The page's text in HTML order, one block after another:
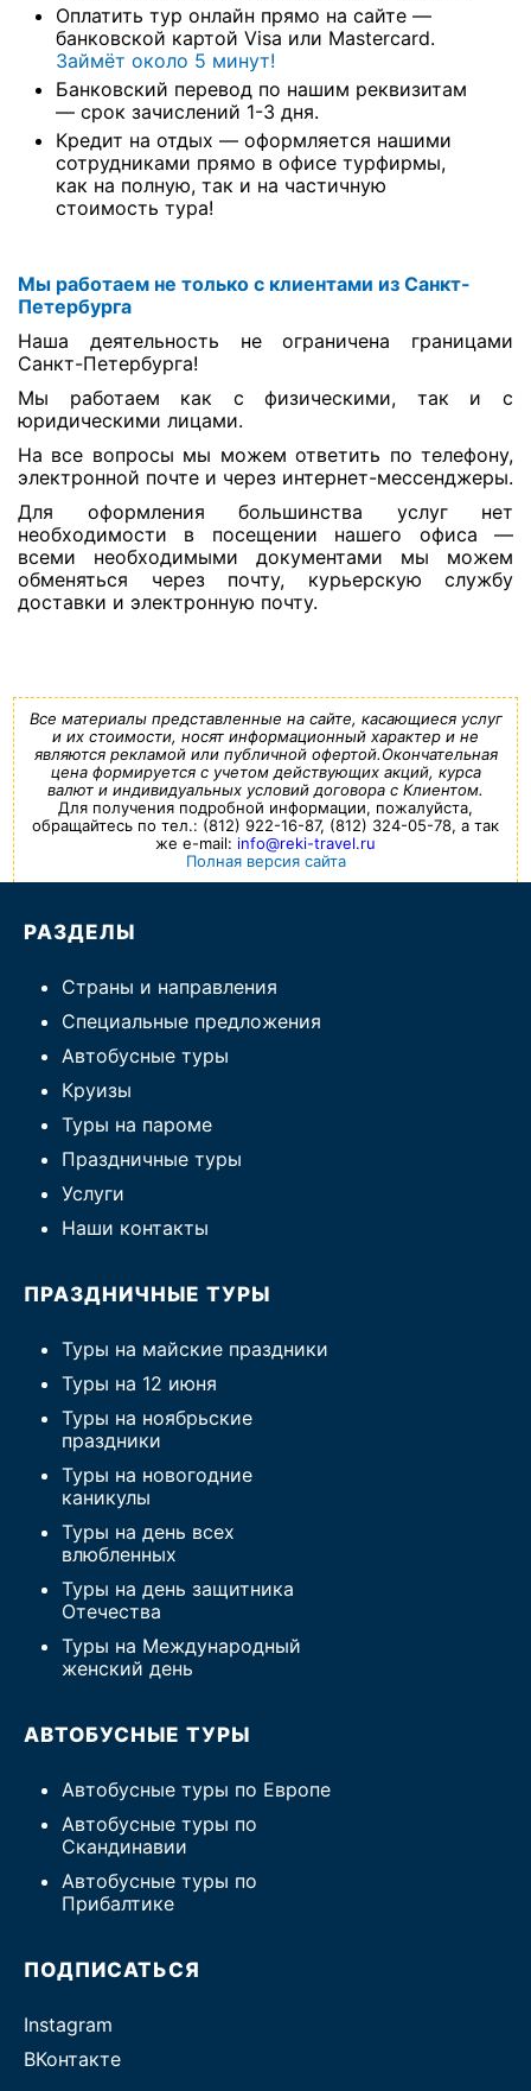
Оплатить тур онлайн прямо на сайте —
банковской картой Visa или Mastercard.
Займёт около 5 минут!
Банковский перевод по нашим реквизитам
— срок зачислений 1-3 дня.
Кредит на отдых — оформляется нашими
сотрудниками прямо в офисе турфирмы,
как на полную, так и на частичную
стоимость тура!
Мы работаем не только с клиентами из Санкт-
Петербурга
Наша деятельность не ограничена границами
Санкт-Петербурга!
Мы работаем как с физическими, так и с
юридическими лицами.
На все вопросы мы можем ответить по телефону,
электронной почте и через интернет-мессенджеры.
Для оформления большинства услуг нет
необходимости в посещении нашего офиса —
всеми необходимыми документами мы можем
обменяться через почту, курьерскую службу
доставки и электронную почту.
Все материалы представленные на сайте, касающиеся услуг
и их стоимости, носят информационный характер и не
являются рекламой или публичной офертой.Окончательная
цена формируется с учетом действующих акций, курса
валют и индивидуальных условий договора с Клиентом.
Для получения подробной информации, пожалуйста,
обращайтесь по тел.: (812) 922-16-87, (812) 324-05-78, а так
же e-mail: info@reki-travel.ru
Полная версия сайта
РАЗДЕЛЫ
Страны и направления
Специальные предложения
Автобусные туры
Круизы
Туры на пароме
Праздничные туры
Услуги
Наши контакты
ПРАЗДНИЧНЫЕ ТУРЫ
Туры на майские праздники
Туры на 12 июня
Туры на ноябрьские
праздники
Туры на новогодние
каникулы
Туры на день всех
влюбленных
Туры на день защитника
Отечества
Туры на Международный
женский день
АВТОБУСНЫЕ ТУРЫ
Автобусные туры по Европе
Автобусные туры по
Скандинавии
Автобусные туры по
Прибалтике
ПОДПИСАТЬСЯ
Instagram
ВКонтакте